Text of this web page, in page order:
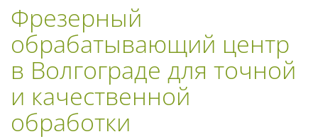
Фрезерный
обрабатывающий центр
в Волгограде для точной
и качественной
обработки